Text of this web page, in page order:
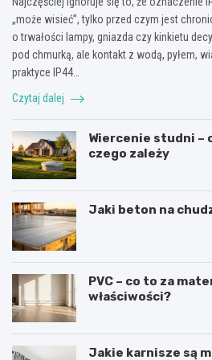
„może wisieć”, tylko przed czym jest
o trwałości lampy, gniazda czy kinkietu
pod chmurką, ale kontakt z wodą, pyłem,
praktyce IP44…
Czytaj dalej
Wiercenie studni –
czego zależy
Jaki beton na
PVC – co to za
właściwości?
Jakie karnisze są